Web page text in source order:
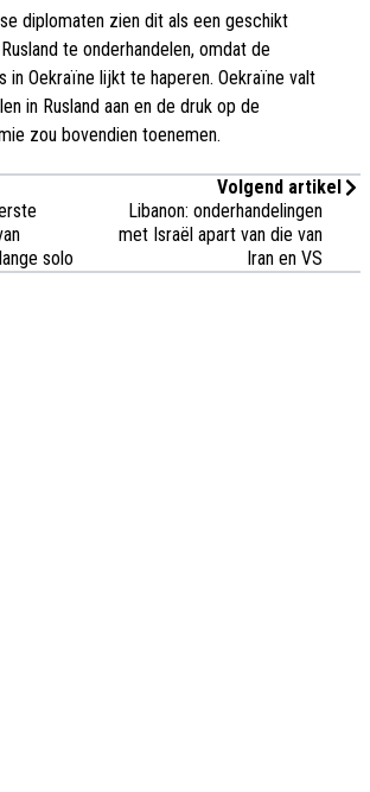
diplomaten zien dit als een geschikt
te onderhandelen, omdat de
in Oekraïne lijkt te haperen. Oekraïne valt
in Rusland aan en de druk op de
zou bovendien toenemen.
solo
Volgend artikel
Libanon: onderhandelingen
met Israël apart van die van
Iran en VS